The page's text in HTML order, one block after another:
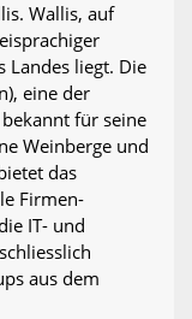
Wallis, auf
Landes liegt. Die
eine der
für seine
Weinberge und
das
Firmen-
IT- und
aus dem